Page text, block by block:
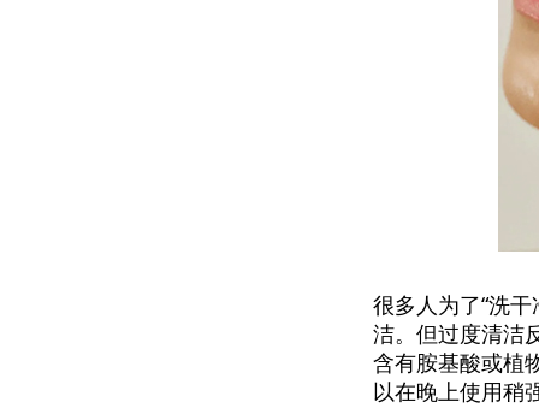
很多人为了“洗
洁。但过度清洁
含有胺基酸或植
以在晚上使用稍